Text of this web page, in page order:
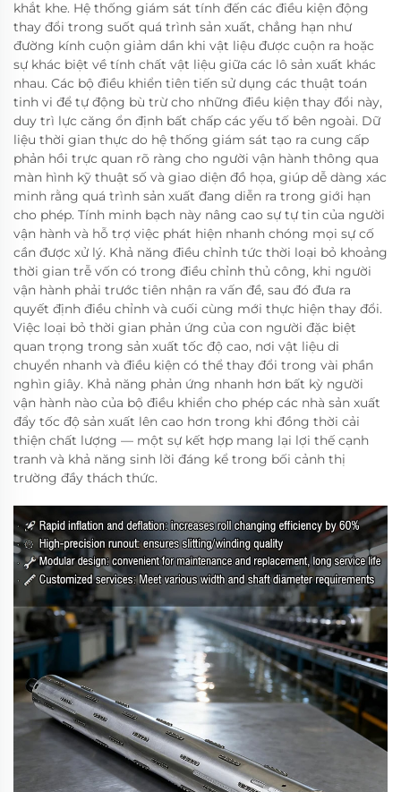
khắt khe. Hệ thống giám sát tính đến các điều kiện động
thay đổi trong suốt quá trình sản xuất, chẳng hạn như
đường kính cuộn giảm dần khi vật liệu được cuộn ra hoặc
sự khác biệt về tính chất vật liệu giữa các lô sản xuất khác
nhau. Các bộ điều khiển tiên tiến sử dụng các thuật toán
tinh vi để tự động bù trừ cho những điều kiện thay đổi này,
duy trì lực căng ổn định bất chấp các yếu tố bên ngoài. Dữ
liệu thời gian thực do hệ thống giám sát tạo ra cung cấp
phản hồi trực quan rõ ràng cho người vận hành thông qua
màn hình kỹ thuật số và giao diện đồ họa, giúp dễ dàng xác
minh rằng quá trình sản xuất đang diễn ra trong giới hạn
cho phép. Tính minh bạch này nâng cao sự tự tin của người
vận hành và hỗ trợ việc phát hiện nhanh chóng mọi sự cố
cần được xử lý. Khả năng điều chỉnh tức thời loại bỏ khoảng
thời gian trễ vốn có trong điều chỉnh thủ công, khi người
vận hành phải trước tiên nhận ra vấn đề, sau đó đưa ra
quyết định điều chỉnh và cuối cùng mới thực hiện thay đổi.
Việc loại bỏ thời gian phản ứng của con người đặc biệt
quan trọng trong sản xuất tốc độ cao, nơi vật liệu di
chuyển nhanh và điều kiện có thể thay đổi trong vài phần
nghìn giây. Khả năng phản ứng nhanh hơn bất kỳ người
vận hành nào của bộ điều khiển cho phép các nhà sản xuất
đẩy tốc độ sản xuất lên cao hơn trong khi đồng thời cải
thiện chất lượng — một sự kết hợp mang lại lợi thế cạnh
tranh và khả năng sinh lời đáng kể trong bối cảnh thị
trường đầy thách thức.